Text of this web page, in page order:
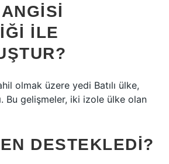
ILE
olmak üzere yedi Batılı ülke,
Bu gelişmeler, iki izole ülke olan
DESTEKLEDI?